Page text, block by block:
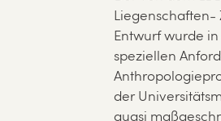
Liegenschaften-
Entwurf wurde
speziellen
der
quasi